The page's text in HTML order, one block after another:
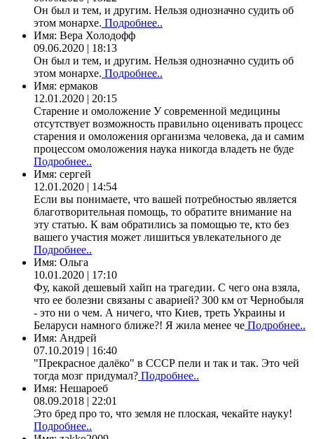
Он был и тем, и другим. Нельзя однозначно судить об
этом монархе. Подробнее..
Имя: Вера Холодофф
09.06.2020 | 18:13
Он был и тем, и другим. Нельзя однозначно судить об
этом монархе. Подробнее..
Имя: ермаков
12.01.2020 | 20:15
Старение и омоложение У современной медицины
отсутствует возможность правильно оценивать процесс
старения и омоложения организма человека, да и самим
процессом омоложения наука никогда владеть не буде
Подробнее..
Имя: сергей
12.01.2020 | 14:54
Если вы понимаете, что вашей потребностью является
благотворительная помощь, то обратите внимание на
эту статью. К вам обратились за помощью те, кто без
вашего участия может лишиться увлекательного де
Подробнее..
Имя: Ольга
10.01.2020 | 17:10
Фу, какой дешевый хайп на трагедии. С чего она взяла,
что ее болезни связаны с аварией? 300 км от Чернобыля
- это ни о чем. А ничего, что Киев, треть Украины и
Беларуси намного ближе?! Я жила менее че Подробнее..
Имя: Андрей
07.10.2019 | 16:40
"Прекрасное далёко" в СССР пели и так и так. Это чей
тогда мозг придумал? Подробнее..
Имя: Нешароеб
08.09.2018 | 22:01
Это бред про то, что земля не плоская, чекайте науку!
Подробнее..